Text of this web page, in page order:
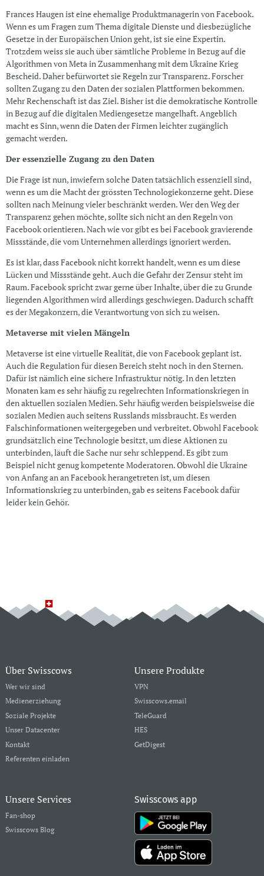
Frances Haugen ist eine ehemalige Produktmanagerin von Facebook.
Wenn es um Fragen zum Thema digitale Dienste und diesbezügliche
Gesetze in der Europäischen Union geht, ist sie eine Expertin.
Trotzdem weiss sie auch über sämtliche Probleme in Bezug auf die
Algorithmen von Meta in Zusammenhang mit dem Ukraine Krieg
Bescheid. Daher befürwortet sie Regeln zur Transparenz. Forscher
sollten Zugang zu den Daten der sozialen Plattformen bekommen.
Mehr Rechenschaft ist das Ziel. Bisher ist die demokratische Kontrolle
in Bezug auf die digitalen Mediengesetze mangelhaft. Angeblich
macht es Sinn, wenn die Daten der Firmen leichter zugänglich
gemacht werden.
Der essenzielle Zugang zu den Daten
Die Frage ist nun, inwiefern solche Daten tatsächlich essenziell sind,
wenn es um die Macht der grössten Technologiekonzerne geht. Diese
sollten nach Meinung vieler beschränkt werden. Wer den Weg der
Transparenz gehen möchte, sollte sich nicht an den Regeln von
Facebook orientieren. Nach wie vor gibt es bei Facebook gravierende
Missstände, die vom Unternehmen allerdings ignoriert werden.
Es ist klar, dass Facebook nicht korrekt handelt, wenn es um diese
Lücken und Missstände geht. Auch die Gefahr der Zensur steht im
Raum. Facebook spricht zwar gerne über Inhalte, über die zu Grunde
liegenden Algorithmen wird allerdings geschwiegen. Dadurch schafft
es der Megakonzern, die Verantwortung von sich zu weisen.
Metaverse mit vielen Mängeln
Metaverse ist eine virtuelle Realität, die von Facebook geplant ist.
Auch die Regulation für diesen Bereich steht noch in den Sternen.
Dafür ist nämlich eine sichere Infrastruktur nötig. In den letzten
Monaten kam es sehr häufig zu regelrechten Informationskriegen in
den aktuellen sozialen Medien. Sehr häufig werden beispielsweise die
sozialen Medien auch seitens Russlands missbraucht. Es werden
Falschinformationen weitergegeben und verbreitet. Obwohl Facebook
grundsätzlich eine Technologie besitzt, um diese Aktionen zu
unterbinden, läuft die Sache nur sehr schleppend. Es gibt zum
Beispiel nicht genug kompetente Moderatoren. Obwohl die Ukraine
von Anfang an an Facebook herangetreten ist, um diesen
Informationskrieg zu unterbinden, gab es seitens Facebook dafür
leider kein Gehör.
Über Swisscows
Wer wir sind
Medienerziehung
Soziale Projekte
Unser Datacenter
Kontakt
Referenten einladen
Unsere Produkte
VPN
Swisscows.email
TeleGuard
HES
GetDigest
Unsere Services
Fan-shop
Swisscows Blog
Swisscows app